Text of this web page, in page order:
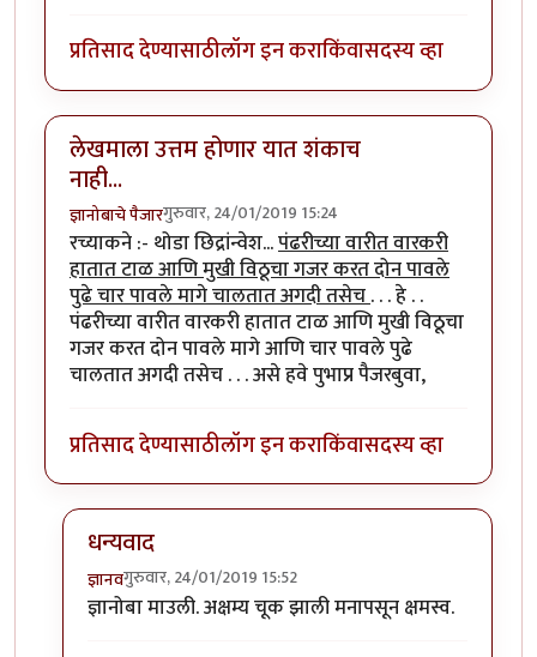
प्रतिसाद देण्यासाठीलॉग इन कराकिंवासदस्य व्हा
लेखमाला उत्तम होणार यात शंकाच
नाही...
ज्ञानोबाचे पैजारगुरुवार, 24/01/2019 15:24
रच्याकने :- थोडा छिद्रांन्वेश...पंढरीच्या वारीत वारकरी
हातात टाळ आणि मुखी विठूचा गजर करत दोन पावले
पुढे चार पावले मागे चालतात अगदी तसेच. . . हे . .
पंढरीच्या वारीत वारकरी हातात टाळ आणि मुखी विठूचा
गजर करत दोन पावले मागे आणि चार पावले पुढे
चालतात अगदी तसेच . . . असे हवे पुभाप्र पैजरबुवा,
प्रतिसाद देण्यासाठीलॉग इन कराकिंवासदस्य व्हा
धन्यवाद
ज्ञानवगुरुवार, 24/01/2019 15:52
In reply toलेखमाला उत्तम होणार यात शंकाच नाही...
ज्ञानोबा माउली. अक्षम्य चूक झाली मनापसून क्षमस्व.